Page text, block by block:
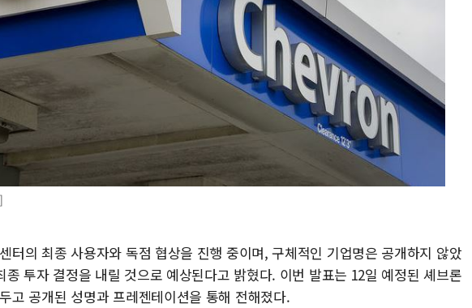
터의 최종 사용자와 독점 협상을 진행 중이며, 구체적인 기업명은 공개하지 않았
종 투자 결정을 내릴 것으로 예상된다고 밝혔다. 이번 발표는 12일 예정된 셰브론
고 공개된 성명과 프레젠테이션을 통해 전해졌다.